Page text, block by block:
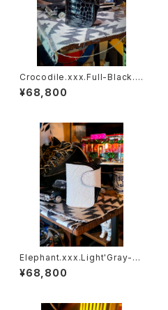
Crocodile.xxx.Full-Black.E
dition// JACK.RIDE.SSW
¥68,800
Elephant.xxx.Light'Gray-W
hite.Edition// JACK.RIDE.S
SW
¥68,800